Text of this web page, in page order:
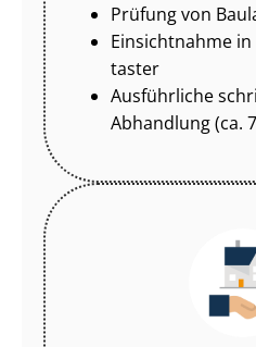
Prüfung von
Einsichtnahme
tas­ter
Ausführliche
Abhandlung (ca.